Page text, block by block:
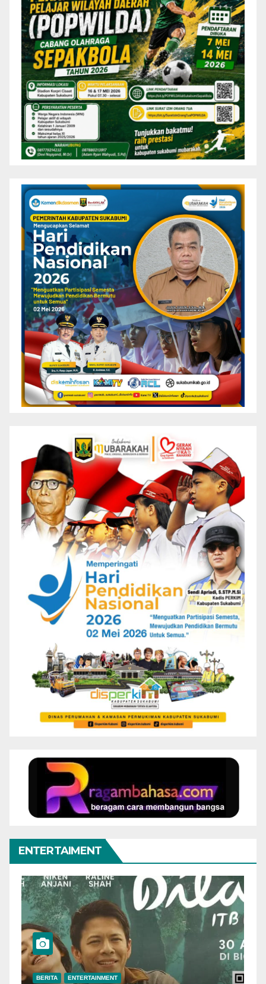
ENTERTAIMENT
BERITA ENTERTAINMENT